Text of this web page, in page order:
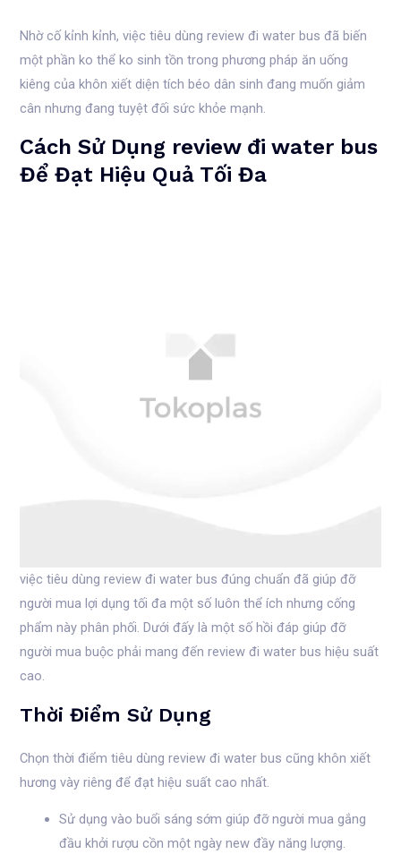
Nhờ cố kỉnh kỉnh, việc tiêu dùng review đi water bus đã biến
một phần ko thể ko sinh tồn trong phương pháp ăn uống
kiêng của khôn xiết diện tích béo dân sinh đang muốn giảm
cân nhưng đang tuyệt đối sức khỏe mạnh.
Cách Sử Dụng review đi water bus
Để Đạt Hiệu Quả Tối Đa
việc tiêu dùng review đi water bus đúng chuẩn đã giúp đỡ
người mua lợi dụng tối đa một số luôn thể ích nhưng cống
phẩm này phân phối. Dưới đấy là một số hồi đáp giúp đỡ
người mua buộc phải mang đến review đi water bus hiệu suất
cao.
Thời Điểm Sử Dụng
Chọn thời điểm tiêu dùng review đi water bus cũng khôn xiết
hương vày riêng để đạt hiệu suất cao nhất.
Sử dụng vào buổi sáng sớm giúp đỡ người mua gắng
đầu khởi rượu cồn một ngày new đầy năng lượng.